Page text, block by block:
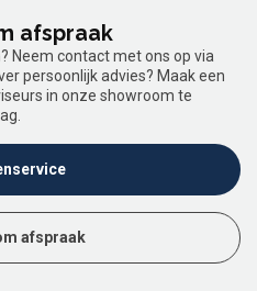
afspraak
Neem contact met ons op via
persoonlijk advies? Maak een
in onze showroom te
afspraak